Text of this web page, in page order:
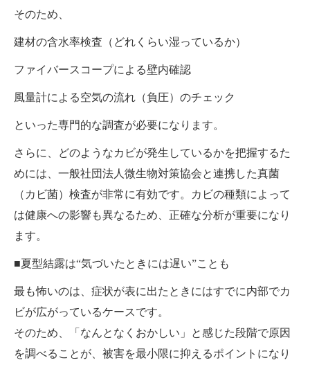
そのため、
建材の含水率検査（どれくらい湿っているか）
ファイバースコープによる壁内確認
風量計による空気の流れ（負圧）のチェック
といった専門的な調査が必要になります。
さらに、どのようなカビが発生しているかを把握するた
めには、一般社団法人微生物対策協会と連携した真菌
（カビ菌）検査が非常に有効です。カビの種類によって
は健康への影響も異なるため、正確な分析が重要になり
ます。
■夏型結露は“気づいたときには遅い”ことも
最も怖いのは、症状が表に出たときにはすでに内部でカ
ビが広がっているケースです。
そのため、「なんとなくおかしい」と感じた段階で原因
を調べることが、被害を最小限に抑えるポイントになり